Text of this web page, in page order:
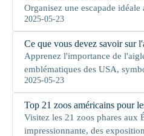
Organisez une escapade
fin et eaux limpides.
2025-05-23
Ce que vous devez savoir sur
Apprenez l'importance de
emblématiques des USA,
l'esprit américain.
2025-05-23
Top 21 zoos américains pour
Visitez les 21 zoos phares aux
impressionnante, des